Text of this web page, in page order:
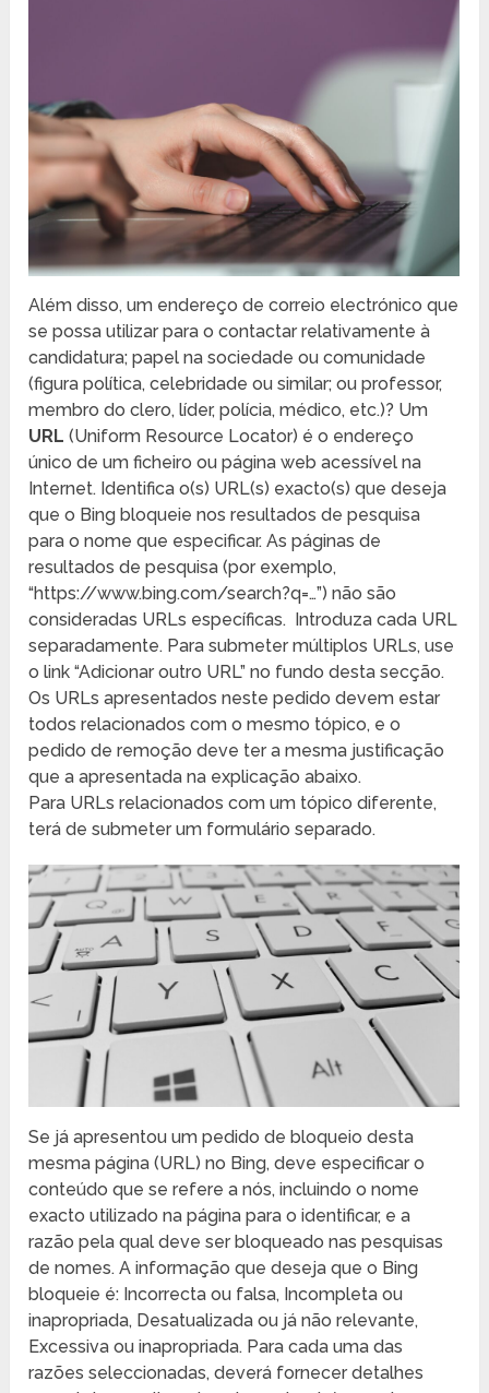
Além disso, um endereço de correio electrónico que
se possa utilizar para o contactar relativamente à
candidatura; papel na sociedade ou comunidade
(figura política, celebridade ou similar; ou professor,
membro do clero, líder, polícia, médico, etc.)? Um
URL(Uniform Resource Locator) é o endereço
único de um ficheiro ou página web acessível na
Internet. Identifica o(s) URL(s) exacto(s) que deseja
que o Bing bloqueie nos resultados de pesquisa
para o nome que especificar. As páginas de
resultados de pesquisa (por exemplo,
“https://www.bing.com/search?q=…”) não são
consideradas URLs específicas. Introduza cada URL
separadamente. Para submeter múltiplos URLs, use
o link “Adicionar outro URL” no fundo desta secção.
Os URLs apresentados neste pedido devem estar
todos relacionados com o mesmo tópico, e o
pedido de remoção deve ter a mesma justificação
que a apresentada na explicação abaixo.
Para URLs relacionados com um tópico diferente,
terá de submeter um formulário separado.
Se já apresentou um pedido de bloqueio desta
mesma página (URL) no Bing, deve especificar o
conteúdo que se refere a nós, incluindo o nome
exacto utilizado na página para o identificar, e a
razão pela qual deve ser bloqueado nas pesquisas
de nomes. A informação que deseja que o Bing
bloqueie é: Incorrecta ou falsa, Incompleta ou
inapropriada, Desatualizada ou já não relevante,
Excessiva ou inapropriada. Para cada uma das
razões seleccionadas, deverá fornecer detalhes